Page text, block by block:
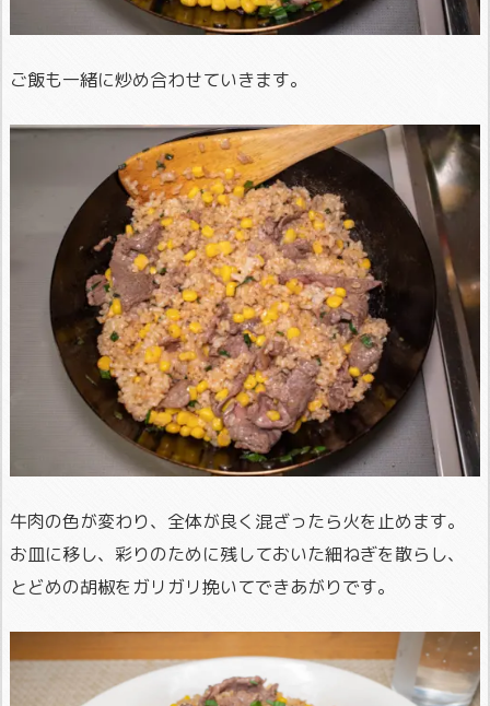
ご飯も一緒に炒め合わせていきます。
牛肉の色が変わり、全体が良く混ざったら火を止めます。
お皿に移し、彩りのために残しておいた細ねぎを散らし、
とどめの胡椒をガリガリ挽いてできあがりです。